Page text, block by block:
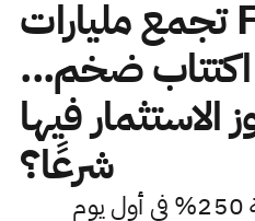
شركة Figma تجمع مليارات
اكتتاب ضخم...
فيها
شرعًا؟
قفز سهم Figma بنسبة 250% في أول يوم